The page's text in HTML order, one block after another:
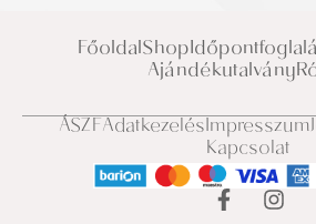
FőoldalShop
Ajándékutalvány
ÁSZFAdatkezelésImpresszum
Kapcsolat